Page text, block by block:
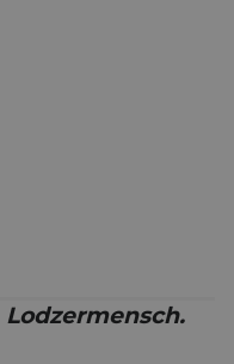
Lodzermensch.